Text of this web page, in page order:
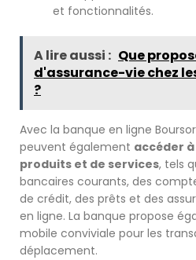
et fonctionnalités.
A lire aussi : Que
d'assurance-vie chez
?
Avec la banque en ligne
peuvent également accéder
produits et de services, tels
bancaires courants, des
de crédit, des prêts et des
en ligne. La banque propose
mobile conviviale pour les
déplacement.